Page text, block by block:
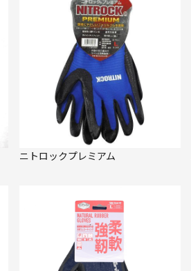
ニトロックプレミアム